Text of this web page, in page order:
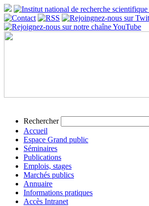
Rechercher
Accueil
Espace Grand public
Séminaires
Publications
Emplois, stages
Marchés publics
Annuaire
Informations pratiques
Accès Intranet